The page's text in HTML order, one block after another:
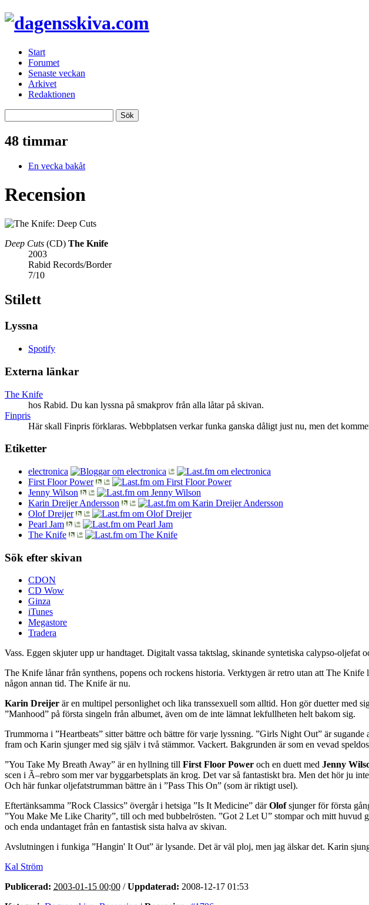
Start
Forumet
Senaste veckan
Arkivet
Redaktionen
48 timmar
En vecka bakåt
Recension
Deep Cuts (CD) The Knife
2003
Rabid Records/Border
7/10
Stilett
Lyssna
Spotify
Externa länkar
The Knife
hos Rabid. Du kan lyssna på smakprov från alla låtar på skivan.
Finpris
Här skall Finpris förklaras. Webbplatsen verkar funka ganska dåligt just nu, men det
Etiketter
electronica
First Floor Power
Jenny Wilson
Karin Dreijer Andersson
Olof Dreijer
Pearl Jam
The Knife
Sök efter skivan
CDON
CD Wow
Ginza
iTunes
Megastore
Tradera
Vass. Eggen skjuter upp ur handtaget. Digitalt vassa taktslag, skinande syntetiska calypso-oljefat
The Knife lånar från synthens, popens och rockens historia. Verktygen är retro utan att The
någon annan tid. The Knife är nu.
Karin Dreijer är en multipel personlighet och lika transsexuell som alltid. Hon gör duetter med
”Manhood” på första singeln från albumet, även om de inte lämnat lekfullheten helt bakom sig.
Trummorna i ”Heartbeats” sitter bättre och bättre för varje lyssning. ”Girls Night Out” är
fram och Karin sjunger med sig själv i två stämmor. Vackert. Bakgrunden är som en vevad
”You Take My Breath Away” är en hyllning till First Floor Power och en duett med Jenny
scen i Ã–rebro som mer var byggarbetsplats än krog. Det var så fantastiskt bra. Men det hör ju
Och här funkar oljefatstrumman bättre än i ”Pass This On” (som är riktigt usel).
Eftertänksamma ”Rock Classics” övergår i hetsiga ”Is It Medicine” därOlofsjunger för första
”You Make Me Like Charity”, till och med bubbelrösten. ”Got 2 Let U” stompar och mitt huvud
och enda undantaget från en fantastisk sista halva av skivan.
Avslutningen i funkiga ”Hangin' It Out” är lysande. Det är väl ploj, men jag älskar det. Karin
Kal Ström
Publicerad: 2003-01-15 00:00 /Uppdaterad: 2008-12-17 01:53